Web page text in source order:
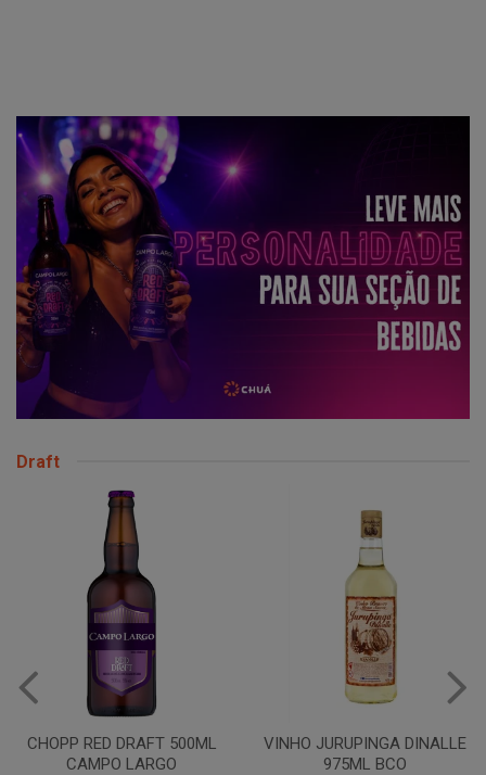
Draft
CHOPP RED DRAFT 500ML
CAMPO LARGO
VINHO JURUPINGA DINALLE
975ML BCO